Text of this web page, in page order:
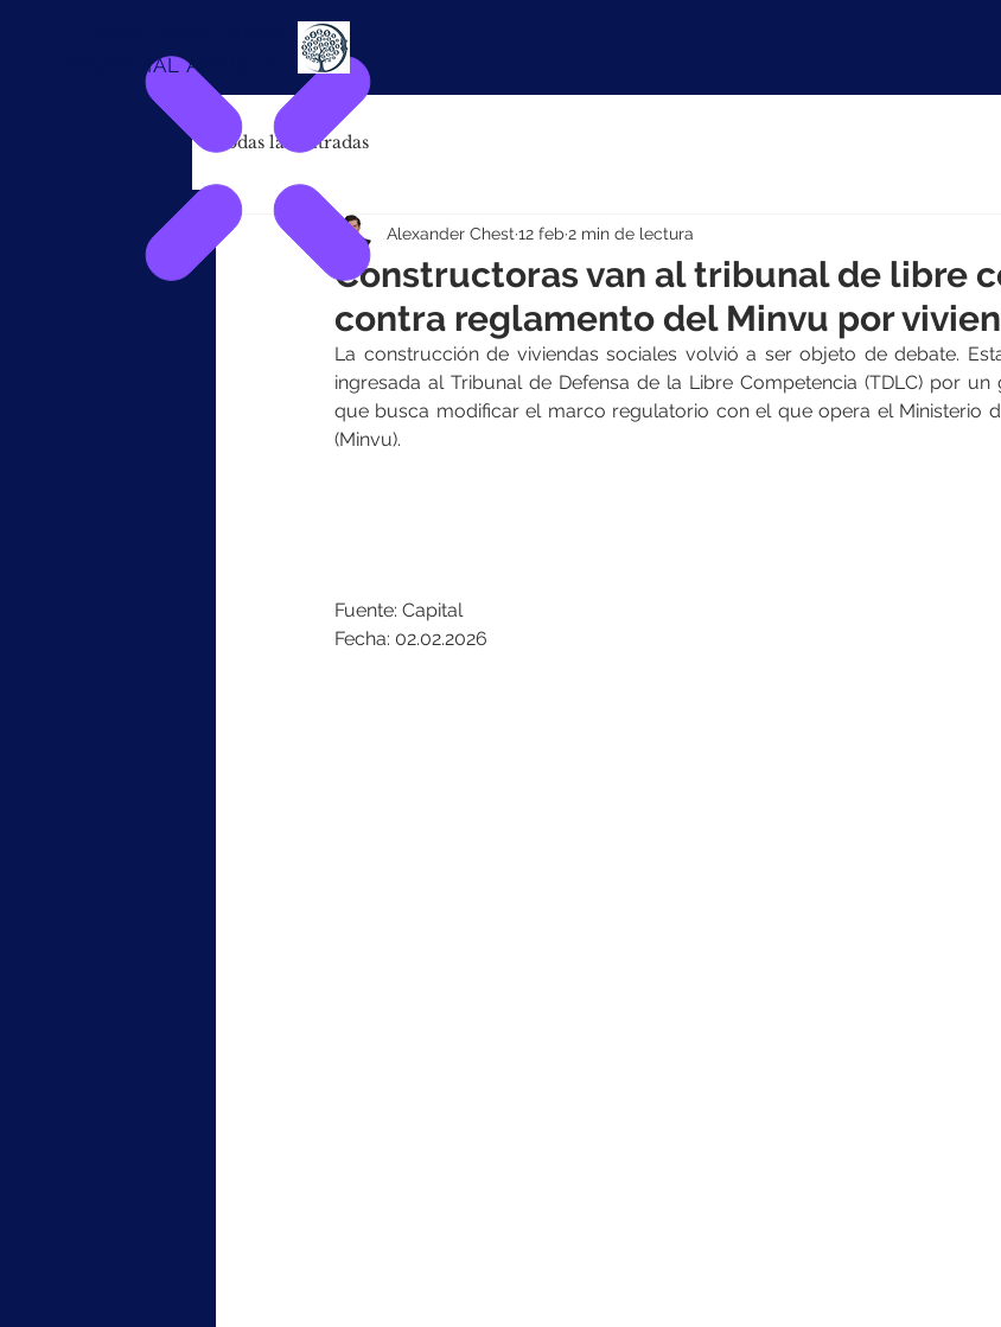
FINANCIAL ADVISOR
Todas las entradas
Constructoras van al tribunal de libre
contra reglamento del Minvu por
Alexander Chest 12 feb 2 min de lectura
La construcción de viviendas sociales volvió a ser objeto de debate.
ingresada al Tribunal de Defensa de la Libre Competencia (TDLC) por
que busca modificar el marco regulatorio con el que opera el Ministerio
(Minvu).
Fuente: Capital
Fecha: 02.02.2026